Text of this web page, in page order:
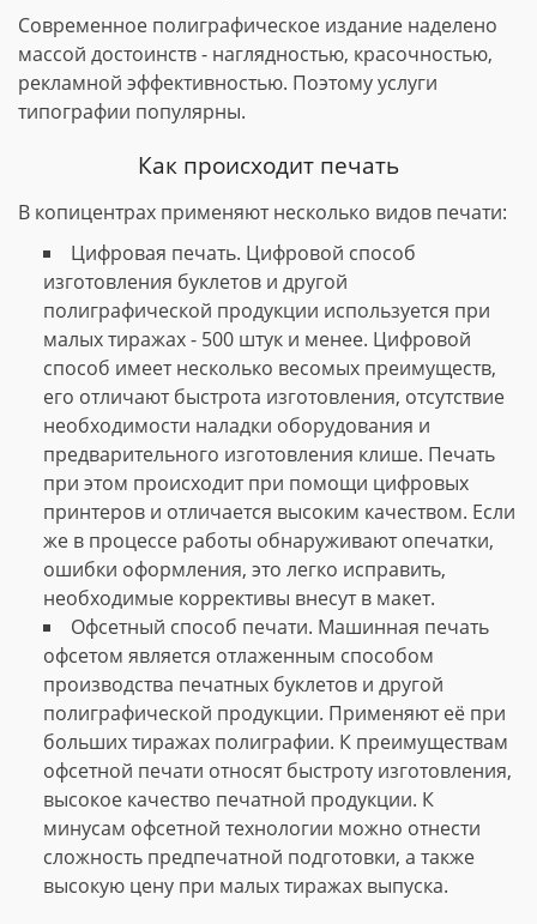
Современное полиграфическое издание наделено
массой достоинств - наглядностью, красочностью,
рекламной эффективностью. Поэтому услуги
типографии популярны.
Как происходит печать
В копицентрах применяют несколько видов печати:
Цифровая печать. Цифровой способ
изготовления буклетов и другой
полиграфической продукции используется при
малых тиражах - 500 штук и менее. Цифровой
способ имеет несколько весомых преимуществ,
его отличают быстрота изготовления, отсутствие
необходимости наладки оборудования и
предварительного изготовления клише. Печать
при этом происходит при помощи цифровых
принтеров и отличается высоким качеством. Если
же в процессе работы обнаруживают опечатки,
ошибки оформления, это легко исправить,
необходимые коррективы внесут в макет.
Офсетный способ печати. Машинная печать
офсетом является отлаженным способом
производства печатных буклетов и другой
полиграфической продукции. Применяют её при
больших тиражах полиграфии. К преимуществам
офсетной печати относят быстроту изготовления,
высокое качество печатной продукции. К
минусам офсетной технологии можно отнести
сложность предпечатной подготовки, а также
высокую цену при малых тиражах выпуска.